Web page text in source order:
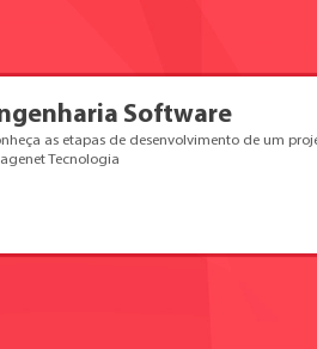
Software
as etapas de desenvolvimento de um
Tecnologia